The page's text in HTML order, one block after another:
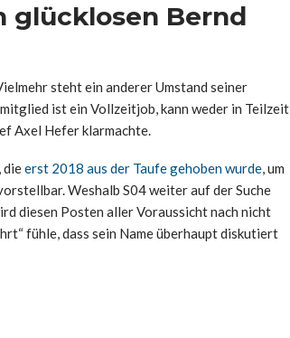
glücklosen Bernd
steht ein anderer Umstand seiner
ist ein Vollzeitjob, kann weder in Teilzeit
Axel Hefer klarmachte.
dieerst 2018 aus der Taufe gehoben wurde, um
Weshalb S04 weiter auf der Suche
diesen Posten aller Voraussicht nach nicht
fühle, dass sein Name überhaupt diskutiert